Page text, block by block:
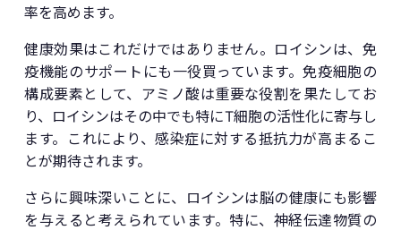
率を高めます。
健康効果はこれだけではありません。ロイシンは、免
疫機能のサポートにも一役買っています。免疫細胞の
構成要素として、アミノ酸は重要な役割を果たしてお
り、ロイシンはその中でも特にT細胞の活性化に寄与し
ます。これにより、感染症に対する抵抗力が高まるこ
とが期待されます。
さらに興味深いことに、ロイシンは脳の健康にも影響
を与えると考えられています。特に、神経伝達物質の